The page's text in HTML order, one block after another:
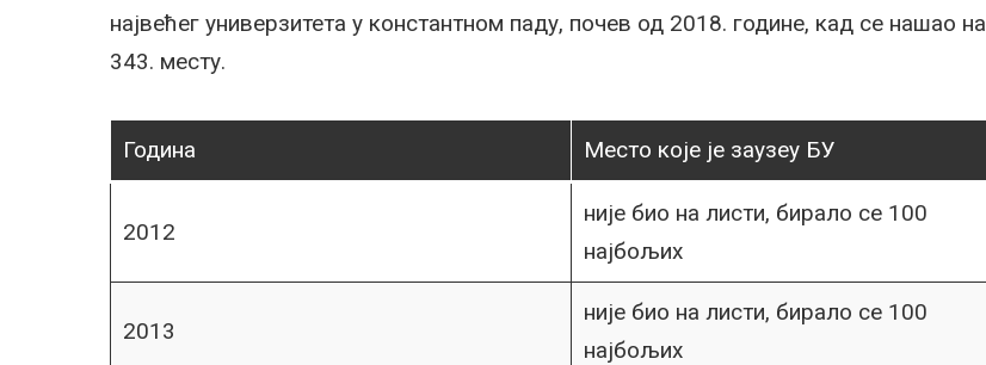
највећег универзитета у константном паду, почев од 2018. године, кад се нашао на
343. месту.
Година Место које је заузеу БУ
2012
није био на листи, бирало се 100
најбољих
2013
није био на листи, бирало се 100
најбољих